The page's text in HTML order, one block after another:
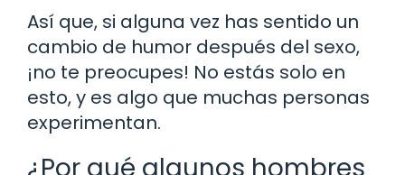
Así que, si alguna vez has sentido un
cambio de humor después del sexo,
¡no te preocupes! No estás solo en
esto, y es algo que muchas personas
experimentan.